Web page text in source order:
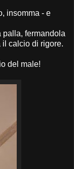
insomma - e
palla, fermandola
il calcio di rigore.
del male!